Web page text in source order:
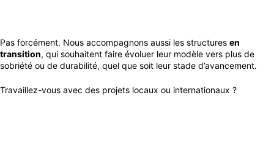
Pas forcément. Nous accompagnons aussi les structures en
transition, qui souhaitent faire évoluer leur modèle vers plus de
sobriété ou de durabilité, quel que soit leur stade d’avancement.
Travaillez-vous avec des projets locaux ou internationaux ?